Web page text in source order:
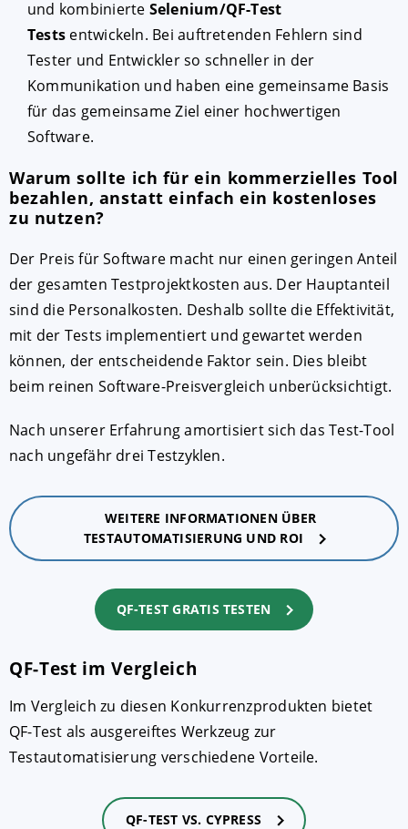
und kombinierte Selenium/QF-Test
Tests entwickeln. Bei auftretenden Fehlern sind
Tester und Entwickler so schneller in der
Kommunikation und haben eine gemeinsame Basis
für das gemeinsame Ziel einer hochwertigen
Software.
Warum sollte ich für ein kommerzielles Tool
bezahlen, anstatt einfach ein kostenloses
zu nutzen?
Der Preis für Software macht nur einen geringen Anteil
der gesamten Testprojektkosten aus. Der Hauptanteil
sind die Personalkosten. Deshalb sollte die Effektivität,
mit der Tests implementiert und gewartet werden
können, der entscheidende Faktor sein. Dies bleibt
beim reinen Software-Preisvergleich unberücksichtigt.
Nach unserer Erfahrung amortisiert sich das Test-Tool
nach ungefähr drei Testzyklen.
WEITERE INFORMATIONEN ÜBER
TESTAUTOMATISIERUNG UND ROI
QF-TEST GRATIS TESTEN
QF-Test im Vergleich
Im Vergleich zu diesen Konkurrenzprodukten bietet
QF-Test als ausgereiftes Werkzeug zur
Testautomatisierung verschiedene Vorteile.
QF-TEST VS. CYPRESS